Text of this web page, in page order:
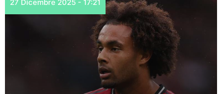
27 Dicembre 2025 - 17:21